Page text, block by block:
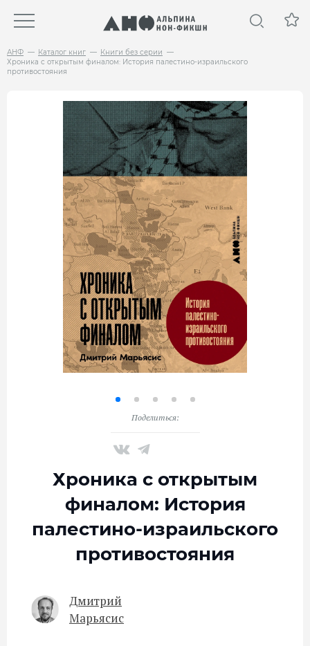
АНФ Каталог книг
Книги без серии
Хроника с открытым финалом: История палестино-израильского
противостояния
Поделиться:
Хроника с открытым
финалом: История
палестино-израильского
противостояния
Дмитрий
Марьясис